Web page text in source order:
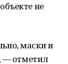
не
маски и
— отметил